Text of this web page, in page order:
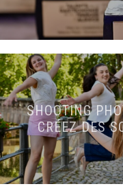
SHOOTING
CRÉEZ DES